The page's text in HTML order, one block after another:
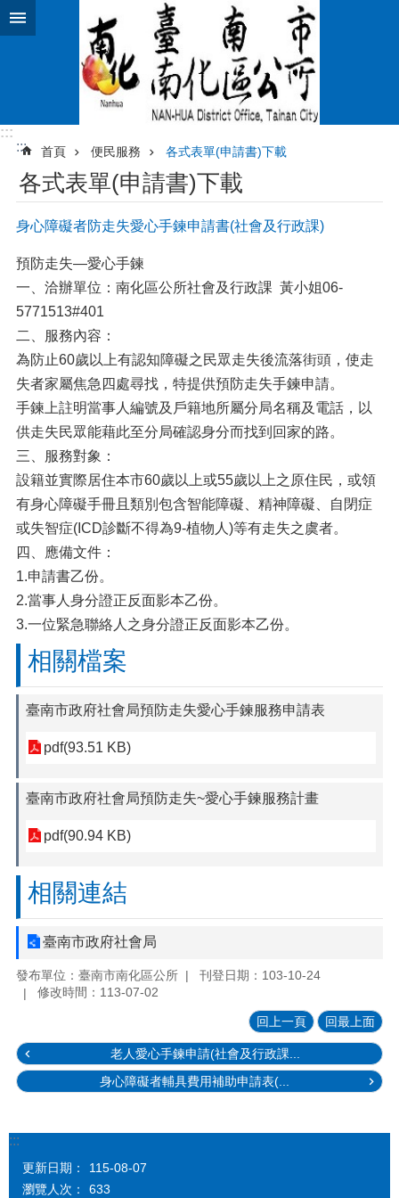
跳到主要內容區塊
:::
:::
首頁 便民服務 各式表單(申請書)下載
各式表單(申請書)下載
身心障礙者防走失愛心手鍊申請書(社會及行政課)
預防走失—愛心手鍊
一、洽辦單位：南化區公所社會及行政課 黃小姐06-
5771513#401
二、服務內容：
為防止60歲以上有認知障礙之民眾走失後流落街頭，使走
失者家屬焦急四處尋找，特提供預防走失手鍊申請。
手鍊上註明當事人編號及戶籍地所屬分局名稱及電話，以
供走失民眾能藉此至分局確認身分而找到回家的路。
三、服務對象：
設籍並實際居住本市60歲以上或55歲以上之原住民，或領
有身心障礙手冊且類別包含智能障礙、精神障礙、自閉症
或失智症(ICD診斷不得為9-植物人)等有走失之虞者。
四、應備文件：
1.申請書乙份。
2.當事人身分證正反面影本乙份。
3.一位緊急聯絡人之身分證正反面影本乙份。
相關檔案
臺南市政府社會局預防走失愛心手鍊服務申請表
pdf(93.51 KB)
臺南市政府社會局預防走失~愛心手鍊服務計畫
pdf(90.94 KB)
相關連結
臺南市政府社會局
發布單位：臺南市南化區公所
刊登日期：103-10-24
修改時間：113-07-02
回上一頁 回最上面
老人愛心手鍊申請(社會及行政課...
身心障礙者輔具費用補助申請表(...
:::
更新日期：
115-08-07
瀏覽人次：
633